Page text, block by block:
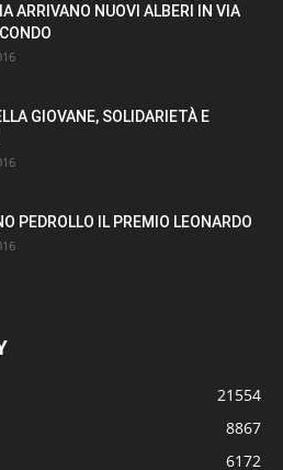
ARRIVANO NUOVI ALBERI IN VIA
GIOVANE, SOLIDARIETÀ E
PEDROLLO IL PREMIO LEONARDO
21554
8867
6172